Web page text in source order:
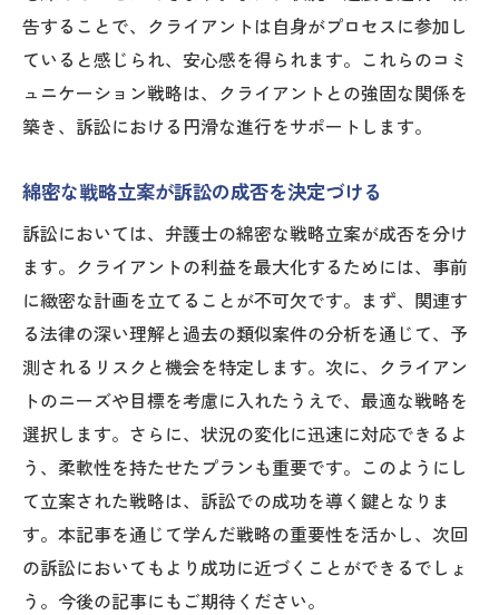
弁護士の戦略的アプローチで訴訟の勝利を掴む
優位性を確保するための戦略的判断
戦略の柔軟性が勝敗を分ける理由
ス
迅速かつ的確な戦略調整の重要性
訴訟の勝利に向けた戦略の実践例
告することで、クライアントは自身がプロセスに参加し
ていると感じられ、安心感を得られます。これらのコミ
ュニケーション戦略は、クライアントとの強固な関係を
築き、訴訟における円滑な進行をサポートします。
綿密な戦略立案が訴訟の成否を決定づける
訴訟においては、弁護士の綿密な戦略立案が成否を分け
ます。クライアントの利益を最大化するためには、事前
に緻密な計画を立てることが不可欠です。まず、関連す
る法律の深い理解と過去の類似案件の分析を通じて、予
測されるリスクと機会を特定します。次に、クライアン
トのニーズや目標を考慮に入れたうえで、最適な戦略を
選択します。さらに、状況の変化に迅速に対応できるよ
う、柔軟性を持たせたプランも重要です。このようにし
て立案された戦略は、訴訟での成功を導く鍵となりま
す。本記事を通じて学んだ戦略の重要性を活かし、次回
の訴訟においてもより成功に近づくことができるでしょ
う。今後の記事にもご期待ください。